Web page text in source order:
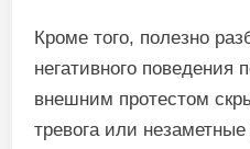
Кроме того, полезно
негативного поведения
внешним протестом
тревога или